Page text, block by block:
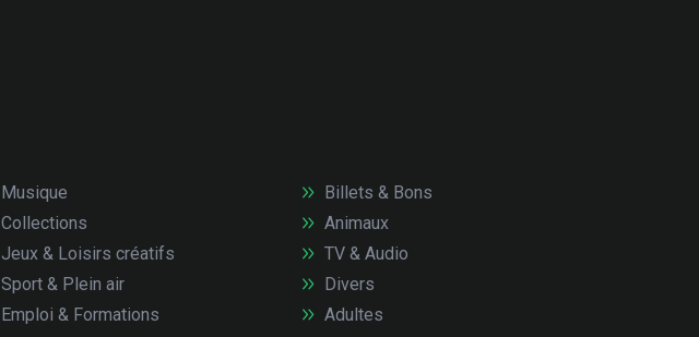
Musique
Collections
Jeux & Loisirs créatifs
Sport & Plein air
Emploi & Formations
Billets & Bons
Animaux
TV & Audio
Divers
Adultes